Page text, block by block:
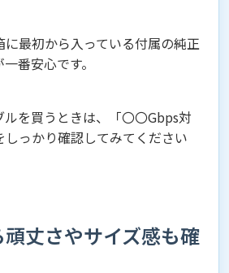
最初から入っている付属の純正
番安心です。
を買うときは、「〇〇Gbps対
っかり確認してみてください
丈さやサイズ感も確